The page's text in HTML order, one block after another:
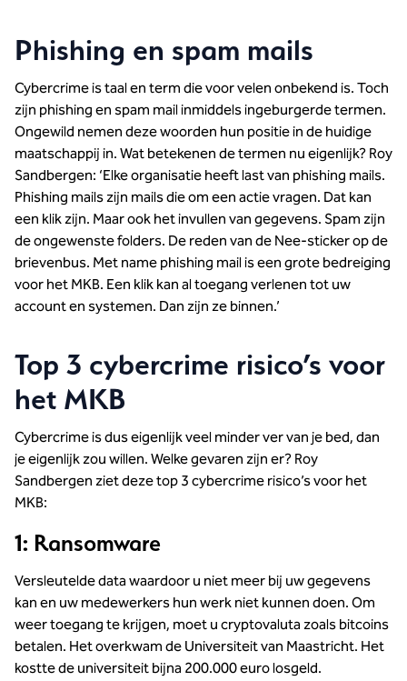
Phishing en spam mails
Cybercrime is taal en term die voor velen onbekend is. Toch
zijn phishing en spam mail inmiddels ingeburgerde termen.
Ongewild nemen deze woorden hun positie in de huidige
maatschappij in. Wat betekenen de termen nu eigenlijk? Roy
Sandbergen: ‘Elke organisatie heeft last van phishing mails.
Phishing mails zijn mails die om een actie vragen. Dat kan
een klik zijn. Maar ook het invullen van gegevens. Spam zijn
de ongewenste folders. De reden van de Nee-sticker op de
brievenbus. Met name phishing mail is een grote bedreiging
voor het MKB. Een klik kan al toegang verlenen tot uw
account en systemen. Dan zijn ze binnen.’
Top 3 cybercrime risico’s voor
het MKB
Cybercrime is dus eigenlijk veel minder ver van je bed, dan
je eigenlijk zou willen. Welke gevaren zijn er? Roy
Sandbergen ziet deze top 3 cybercrime risico’s voor het
MKB:
1: Ransomware
Versleutelde data waardoor u niet meer bij uw gegevens
kan en uw medewerkers hun werk niet kunnen doen. Om
weer toegang te krijgen, moet u cryptovaluta zoals bitcoins
betalen. Het overkwam de Universiteit van Maastricht. Het
kostte de universiteit bijna 200.000 euro losgeld.